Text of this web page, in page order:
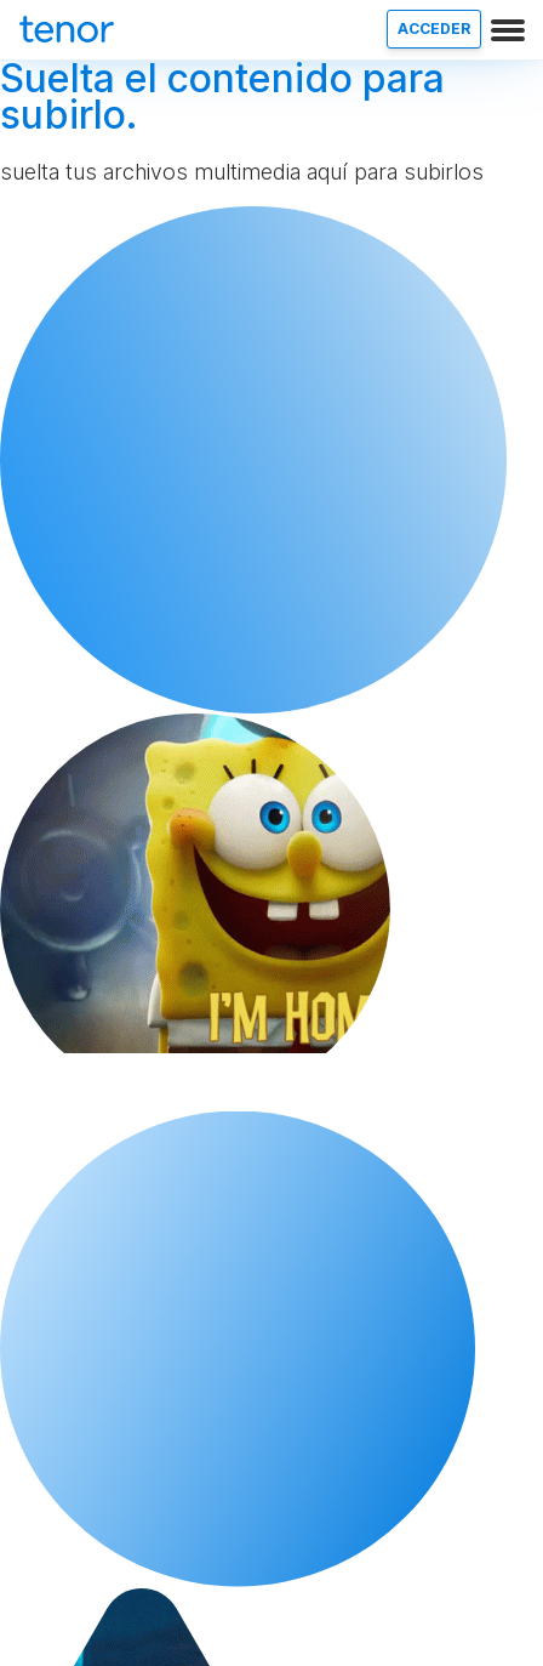
ACCEDER
Suelta el contenido para
subirlo.
suelta tus archivos multimedia aquí para subirlos